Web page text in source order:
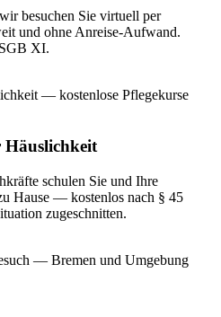
besuchen Sie virtuell per
und ohne Anreise-Aufwand.
XI.
Häuslichkeit
schulen Sie und Ihre
Hause — kostenlos nach § 45
zugeschnitten.